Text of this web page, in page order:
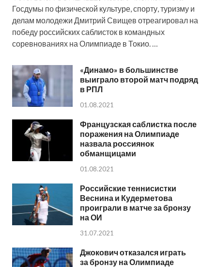
Госдумы по физической культуре, спорту, туризму и
делам молодежи Дмитрий Свищев отреагировал на
победу российских саблисток в командных
соревнованиях на Олимпиаде в Токио. …
«Динамо» в большинстве
выиграло второй матч подряд
в РПЛ
01.08.2021
Французская саблистка после
поражения на Олимпиаде
назвала россиянок
обманщицами
01.08.2021
Российские теннисистки
Веснина и Кудерметова
проиграли в матче за бронзу
на ОИ
31.07.2021
Джокович отказался играть
за бронзу на Олимпиаде